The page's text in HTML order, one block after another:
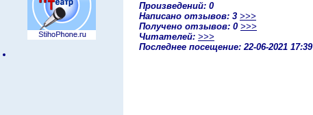
Произведений: 0
Написано отзывов: 3 >>>
Получено отзывов: 0 >>>
Читателей: >>>
Последнее посещение: 22-06-2021 17:39